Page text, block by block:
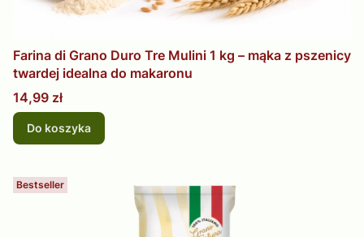
Farina di Grano Duro Tre Mulini 1 kg – mąka z pszenicy
twardej idealna do makaronu
Cena
14,99 zł
Do koszyka
Bestseller